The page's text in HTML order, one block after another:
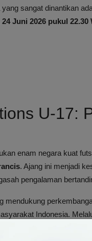
sangat dinantikan
24 Juni 2026 pukul 22.30
U-17:
enam negara kuat
. Ajang ini menjadi
pengalaman
mendukung
Indonesia.
diproyeksikan menjadi